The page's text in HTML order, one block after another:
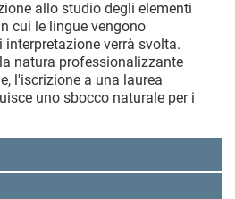
allo studio degli elementi
cui le lingue vengono
verrà svolta.
natura professionalizzante
l'iscrizione a una laurea
uno sbocco naturale per i